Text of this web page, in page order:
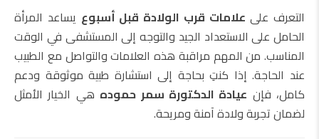
التعرف على علامات قرب الولادة قبل أسبوع يساعد المرأة
الحامل على الاستعداد الجيد والتوجه إلى المستشفى في الوقت
المناسب. من المهم مراقبة هذه العلامات والتواصل مع الطبيب
عند الحاجة. إذا كنتِ بحاجة إلى استشارة طبية موثوقة ودعم
كامل، فإن عيادة الدكتورة سمر حموده هي الخيار الأمثل
لضمان تجربة ولادة آمنة ومريحة.